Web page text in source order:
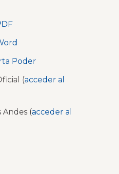
Poder
(acceder al
Andes (acceder al